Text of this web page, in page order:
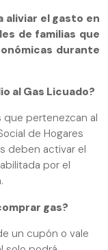
aliviar el gasto en
de familias que
durante
al Gas Licuado?
que pertenezcan al
de Hogares
deben activar el
por el
gas?
un cupón o vale